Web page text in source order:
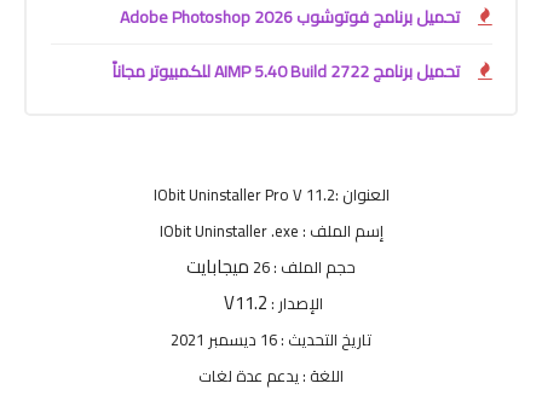
تحميل برنامج فوتوشوب Adobe Photoshop 2026
تحميل برنامج AIMP 5.40 Build 2722 للكمبيوتر مجاناً
العنوان :IObit Uninstaller Pro V 11.2
إسم الملف : IObit Uninstaller .exe
حجم الملف : 26
ميجابايت
الإصدار :V11.2
تاريخ التحديث : 16 ديسمبر 2021
اللغة : يدعم عدة لغات